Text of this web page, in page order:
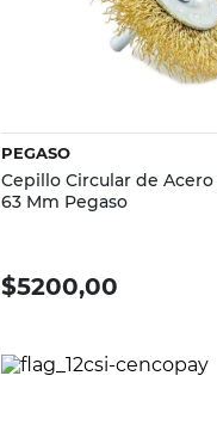
Vista
PEGASO
Cepillo Circular de Acero
63 Mm Pegaso
$5200,00